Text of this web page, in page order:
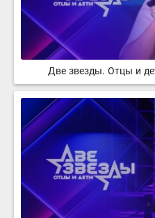
Две звезды. Отцы и